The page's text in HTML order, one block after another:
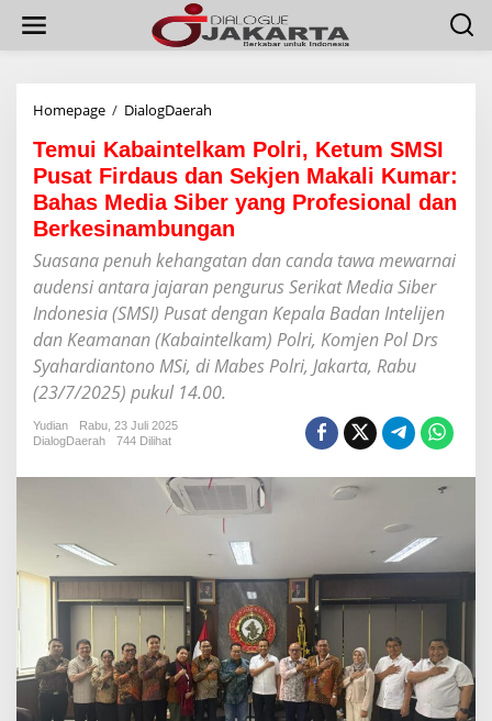
w
Homepage / DialogDaerah
m
u
i
K
a
a
i
n
e
l
k
l
r
e
t
m
S
M
S
Temui Kabaintelkam Polri, Ketum SMSI
Pusat Firdaus dan Sekjen Makali Kumar:
Bahas Media Siber yang Profesional dan
Berkesinambungan
Suasana penuh kehangatan dan canda tawa mewarnai
audensi antara jajaran pengurus Serikat Media Siber
Indonesia (SMSI) Pusat dengan Kepala Badan Intelijen
dan Keamanan (Kabaintelkam) Polri, Komjen Pol Drs
Syahardiantono MSi, di Mabes Polri, Jakarta, Rabu
(23/7/2025) pukul 14.00.
Yudian
Rabu, 23 Juli 2025
DialogDaerah
744 Dilihat